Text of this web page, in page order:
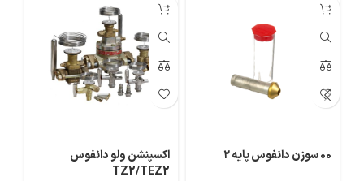
۰۰ سوزن دانفوس پايه ۲
اکسپنشن ولو دانفوس
TZ2/TEZ2